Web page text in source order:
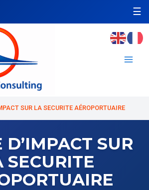
☰
Main
SUR LA SECURITE AÉROPORTUAIRE
D’IMPACT SUR
SECURITE